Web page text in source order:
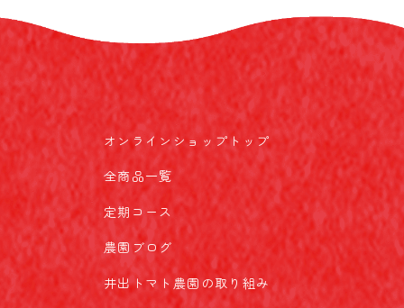
オンラインショップトップ
全商品一覧
定期コース
農園ブログ
井出トマト農園の取り組み